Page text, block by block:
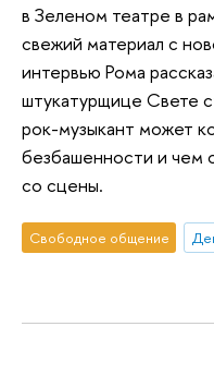
в Зеленом театре в
свежий материал с
интервью Рома
штукатурщице Свете
рок-музыкант может
безбашенности и чем
со сцены.
Свободное общение